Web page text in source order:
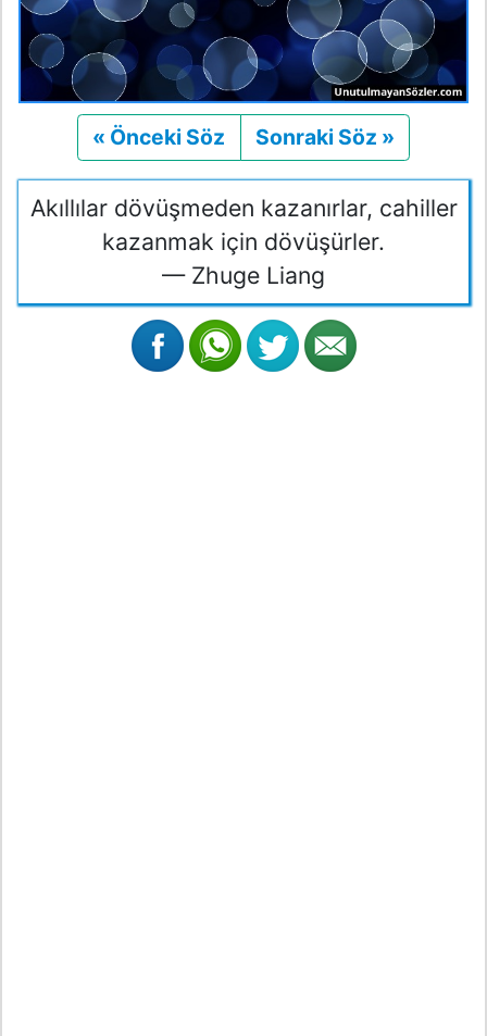
« Önceki Söz Önceki
Sonraki Söz »
Akıllılar dövüşmeden kazanırlar, cahiller
kazanmak için dövüşürler.
— Zhuge Liang